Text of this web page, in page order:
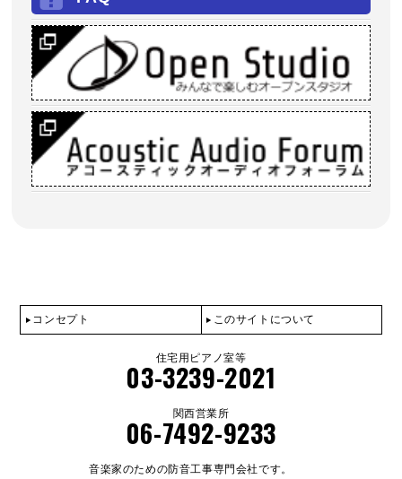
コンセプト このサイトについて
住宅用ピアノ室等
03-3239-2021
関西営業所
06-7492-9233
音楽家のための防音工事専門会社です。